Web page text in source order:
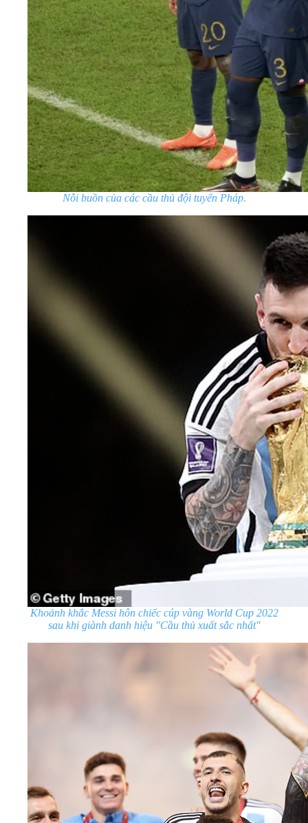
Nỗi buồn của các cầu thủ đội tuyển Pháp.
Khoảnh khắc Messi hôn chiếc cúp vàng World Cup 2022
sau khi giành danh hiệu "Cầu thủ xuất sắc nhất"